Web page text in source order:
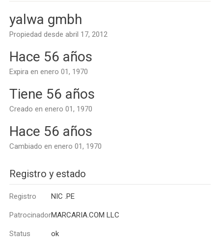
yalwa gmbh
Propiedad desde abril 17, 2012
Hace 56 años
Expira en enero 01, 1970
Tiene 56 años
Creado en enero 01, 1970
Hace 56 años
Cambiado en enero 01, 1970
Registro y estado
Registro NIC .PE
PatrocinadorMARCARIA.COM LLC
Status ok